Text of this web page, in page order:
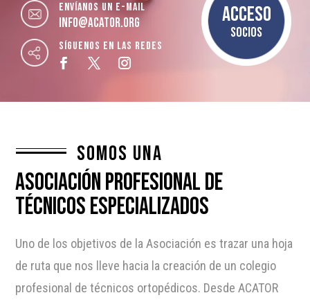
ENVÍANOS UN E-MAIL
INFO@ACATOR.ORG
SÍGUENOS EN LAS REDES
Acceso
SOCIOS
somos una
ASOCIACIÓN PROFESIONAL DE
TÉCNICOS ESPECIALIZADOS
Uno de los objetivos de la Asociación es trazar una hoja
de ruta que nos lleve hacia la creación de un colegio
profesional de técnicos ortopédicos. Desde ACATOR